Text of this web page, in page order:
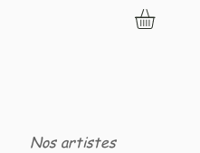
Nos artistes